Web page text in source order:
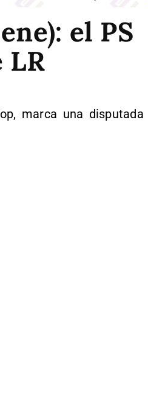
el PS
LR
marca una disputada